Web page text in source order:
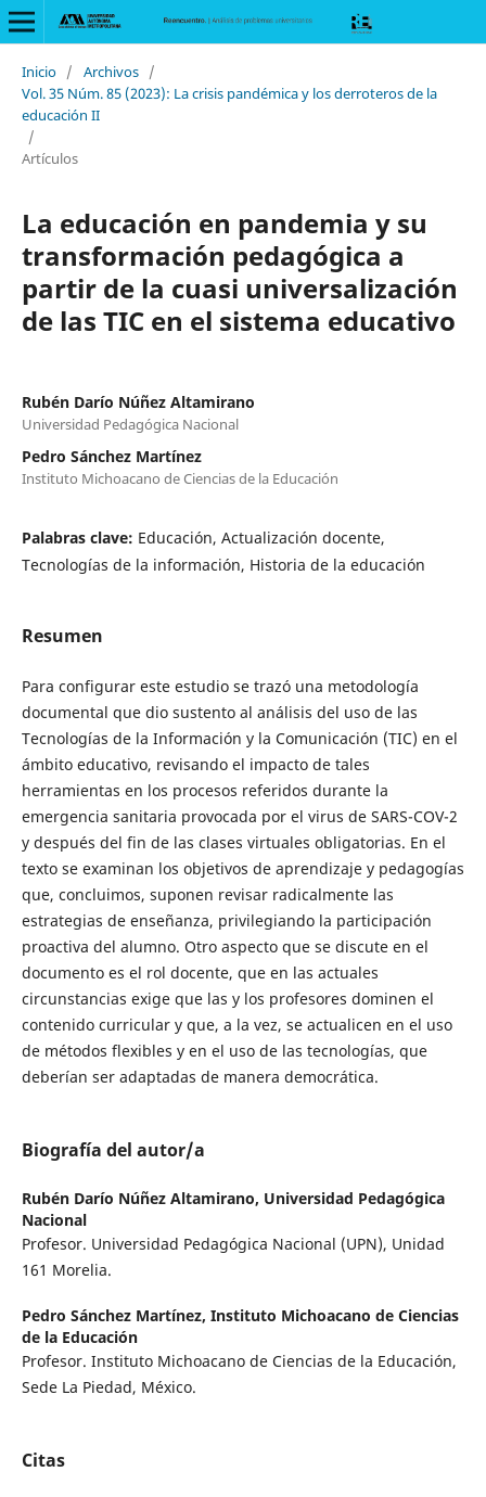
Inicio / Archivos /
Vol. 35 Núm. 85 (2023): La crisis pandémica y los derroteros de la
educación II
/
Artículos
La educación en pandemia y su
transformación pedagógica a
partir de la cuasi universalización
de las TIC en el sistema educativo
Rubén Darío Núñez Altamirano
Universidad Pedagógica Nacional
Pedro Sánchez Martínez
Instituto Michoacano de Ciencias de la Educación
Palabras clave: Educación, Actualización docente,
Tecnologías de la información, Historia de la educación
Resumen
Para configurar este estudio se trazó una metodología
documental que dio sustento al análisis del uso de las
Tecnologías de la Información y la Comunicación (TIC) en el
ámbito educativo, revisando el impacto de tales
herramientas en los procesos referidos durante la
emergencia sanitaria provocada por el virus de SARS-COV-2
y después del fin de las clases virtuales obligatorias. En el
texto se examinan los objetivos de aprendizaje y pedagogías
que, concluimos, suponen revisar radicalmente las
estrategias de enseñanza, privilegiando la participación
proactiva del alumno. Otro aspecto que se discute en el
documento es el rol docente, que en las actuales
circunstancias exige que las y los profesores dominen el
contenido curricular y que, a la vez, se actualicen en el uso
de métodos flexibles y en el uso de las tecnologías, que
deberían ser adaptadas de manera democrática.
Biografía del autor/a
Rubén Darío Núñez Altamirano, Universidad Pedagógica
Nacional
Profesor. Universidad Pedagógica Nacional (UPN), Unidad
161 Morelia.
Pedro Sánchez Martínez, Instituto Michoacano de Ciencias
de la Educación
Profesor. Instituto Michoacano de Ciencias de la Educación,
Sede La Piedad, México.
Citas